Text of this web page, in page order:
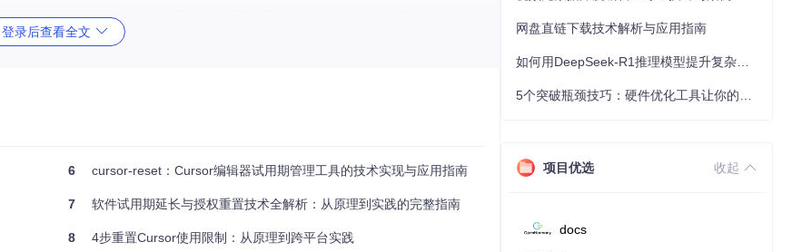
，直接在内存中执行授权清理操作，主要清理
登录后查看全文
6 cursor-reset：Cursor编辑器试用期管理工具的技术实现与应用指南
7 软件试用期延长与授权重置技术全解析：从原理到实践的完整指南
8 4步重置Cursor使用限制：从原理到跨平台实践
网盘直链下载技术解析与应用指南
项目优选 收起
docs